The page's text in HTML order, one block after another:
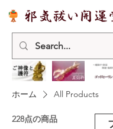
ホーム All Products
228点の商品